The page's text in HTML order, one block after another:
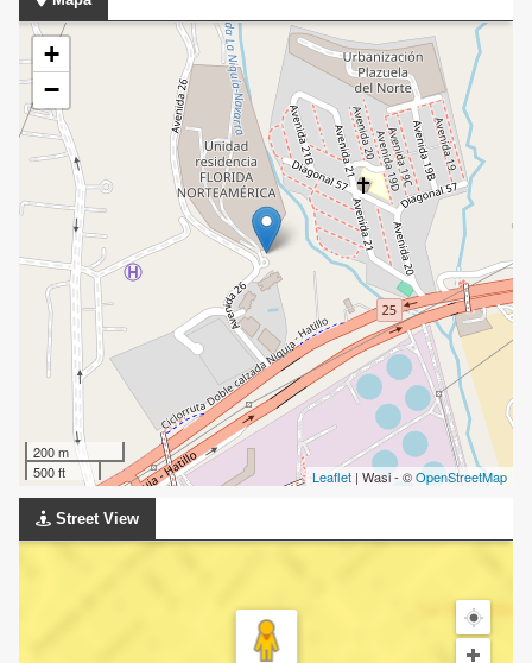
+
−
200 m
500 ft
Leaflet | Wasi - ©OpenStreetMap
Street View